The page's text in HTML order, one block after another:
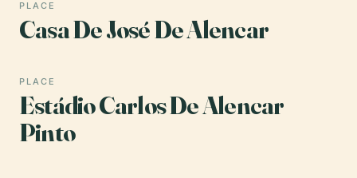
PLACE
Casa De José De Alencar
PLACE
Estádio Carlos De Alencar
Pinto